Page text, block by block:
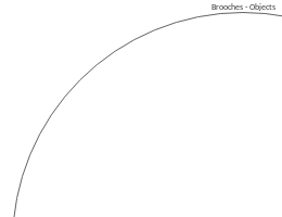
Brooches - Objects